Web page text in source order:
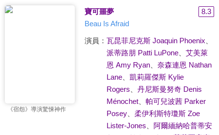
《宿怨》導演驚悚神作
寶可噩夢
8.3
Beau Is Afraid
演員： 瓦昆菲尼克斯 Joaquin Phoenix
派蒂路朋 Patti LuPone、 艾美萊
恩 Amy Ryan、 奈森連恩 Nathan
Lane、 凱莉羅傑斯 Kylie
Rogers
丹尼斯曼努奇 Denis
Ménochet、 帕可兒波茜 Parker
Posey、 柔伊利斯特瓊斯 Zoe
Lister-Jones
阿爾緬納哈普蒂安